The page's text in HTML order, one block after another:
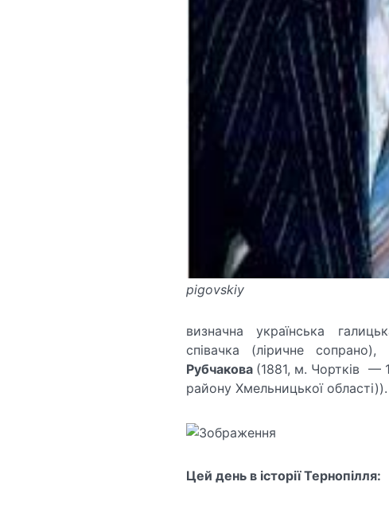
pigovskiy
визначна українська
співачка (ліричне
Рубчакова (1881, м. Чортків —
району Хмельницької області)).
Цей день в історії Тернопілля: